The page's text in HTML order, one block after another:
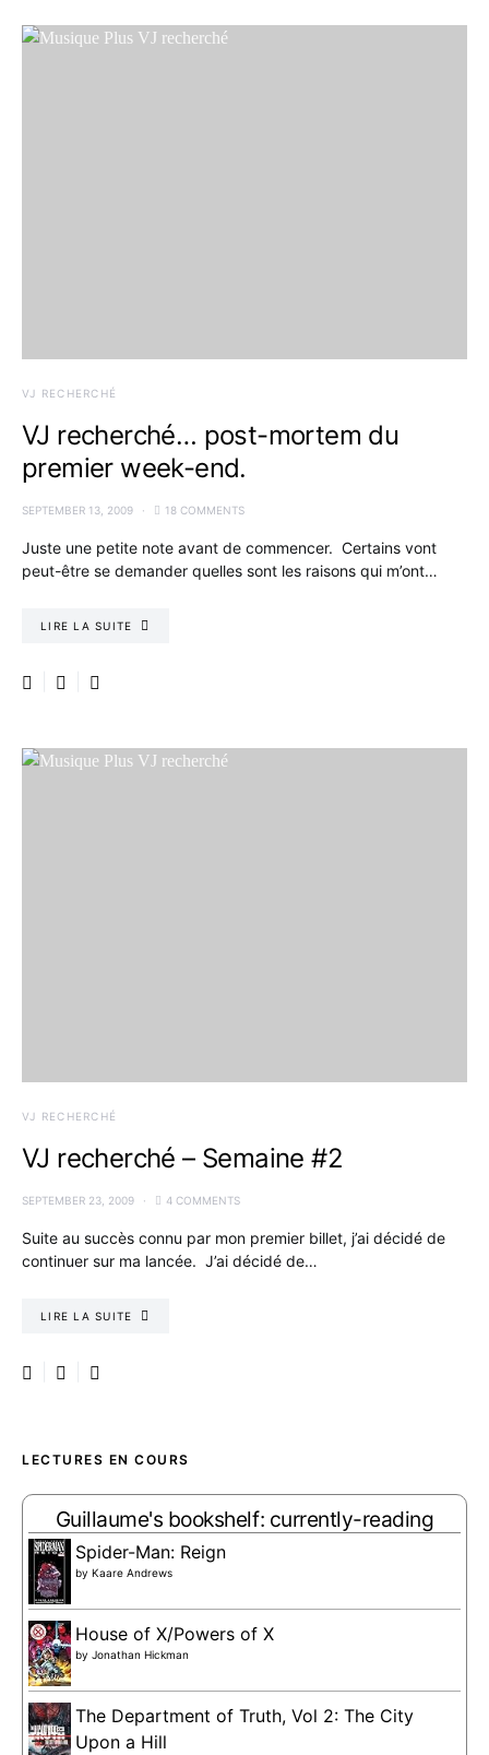
VJ RECHERCHÉ
VJ recherché… post-mortem du
premier week-end.
SEPTEMBER 13, 2009 18 COMMENTS
Juste une petite note avant de commencer. Certains vont
peut-être se demander quelles sont les raisons qui m’ont…
LIRE LA SUITE
VJ RECHERCHÉ
VJ recherché – Semaine #2
SEPTEMBER 23, 2009 4 COMMENTS
Suite au succès connu par mon premier billet, j’ai décidé de
continuer sur ma lancée. J’ai décidé de…
LIRE LA SUITE
LECTURES EN COURS
Guillaume's bookshelf: currently-reading
Spider-Man: Reign
by Kaare Andrews
House of X/Powers of X
by Jonathan Hickman
The Department of Truth, Vol 2: The City
Upon a Hill